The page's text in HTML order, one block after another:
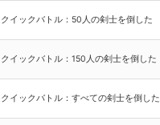
クイックバトル：50人の剣士を倒した
クイックバトル：150人の剣士を倒した
クイックバトル：すべての剣士を倒した